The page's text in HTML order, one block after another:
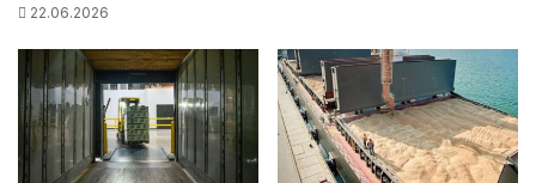
22.06.2026